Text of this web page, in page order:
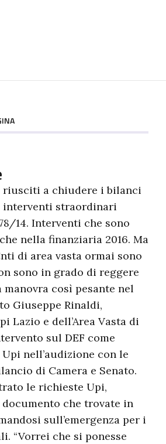
riusciti a chiudere i bilanci
interventi straordinari
14. Interventi che sono
nella finanziaria 2016. Ma
di area vasta ormai sono
sono in grado di reggere
manovra così pesante nel
Giuseppe Rinaldi,
Lazio e dell’Area Vasta di
sul DEF come
nell’audizione con le
di Camera e Senato.
le richieste Upi,
che trovate in
sull’emergenza per i
“Vorrei che si ponesse